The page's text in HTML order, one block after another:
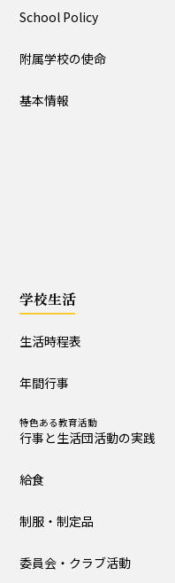
生活団活動
特色ある教育活動
行事と生活団活動の実践
R8学校通信 巻頭言
大泉小の自然便り
School Policy
附属学校の使命
基本情報
学校生活
生活時程表
年間行事
特色ある教育活動
行事と生活団活動の実践
給食
制服・制定品
委員会・クラブ活動